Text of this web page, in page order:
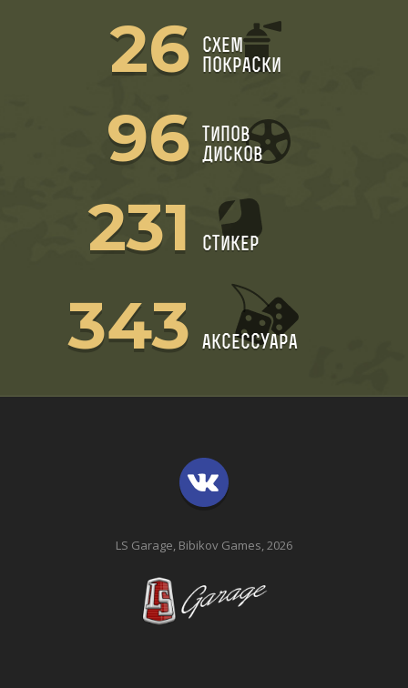
26
схем
покраски
96
типов
дисков
231 стикер
343 аксессуара
LS Garage, Bibikov Games, 2026